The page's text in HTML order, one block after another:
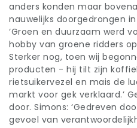
anders konden maar
nauwelijks doorgedrongen
‘Groen en duurzaam werd
hobby van groene ridders
Sterker nog, toen wij
producten - hij tilt zijn
rietsuikervezel en mais de
markt voor gek verklaard.’
door. Simons: ‘Gedreven
gevoel van